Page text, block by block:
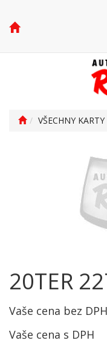
VŠECHNY KARTY
20TER
Vaše cena bez DPH
Vaše cena s DPH